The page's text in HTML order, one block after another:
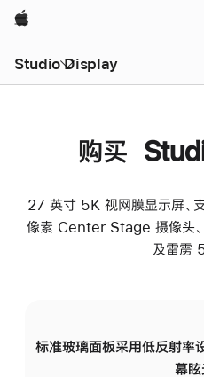
Apple
Studio Display
购买
27 英寸 5K 视网膜显示屏、
像素 Center Stage 摄像头、
及雷雳
标准玻璃面板采用低反射率
幕眩